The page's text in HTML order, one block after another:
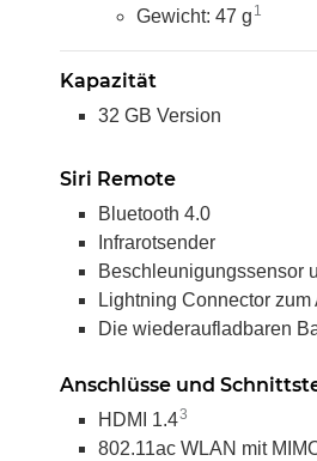
Gewicht: 47 g 1
Kapazität
32 GB Version
Siri Remote
Bluetooth 4.0
Infrarotsender
Beschleunigungssensor
Lightning Connector zum
Die wiederaufladbaren
Anschlüsse und
HDMI 1.43
802.11ac WLAN mit
Laser für Sony Playstation 3 PS3
Slim
14,99 € *